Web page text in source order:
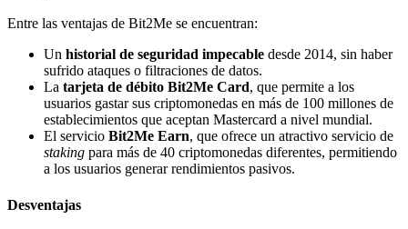
Entre las ventajas de Bit2Me se encuentran:
Un historial de seguridad impecable desde 2014, sin haber
sufrido ataques o filtraciones de datos.
La tarjeta de débito Bit2Me Card, que permite a los
usuarios gastar sus criptomonedas en más de 100 millones de
establecimientos que aceptan Mastercard a nivel mundial.
El servicio Bit2Me Earn, que ofrece un atractivo servicio de
staking para más de 40 criptomonedas diferentes, permitiendo
a los usuarios generar rendimientos pasivos.
Desventajas